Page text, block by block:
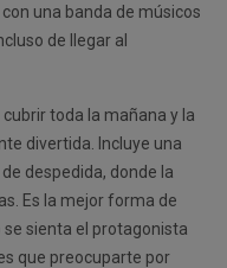
una banda de músicos
de llegar al
toda la mañana y la
divertida. Incluye una
despedida, donde la
Es la mejor forma de
se sienta el protagonista
que preocuparte por